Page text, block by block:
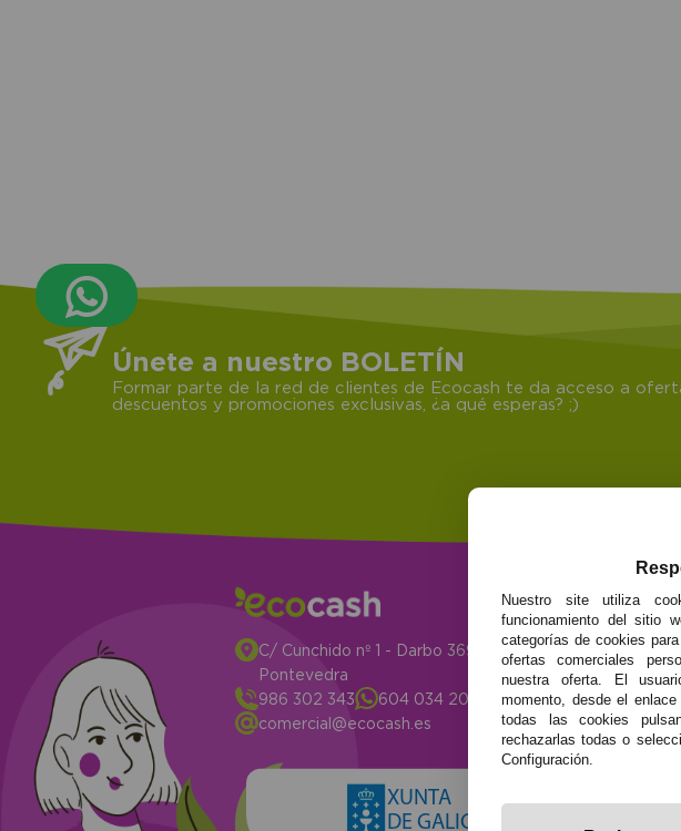
Únete a nuestro BOLETÍN
Formar parte de la red de clientes de Ecocash te da acceso a
descuentos y promociones exclusivas, ¿a qué esperas? ;)
C/ Cunchido nº 1 - Darbo 36940 Cangas
Pontevedra
986 302 343
604 034 204
comercial@ecocash.es
Info
XUNTA
DE GALICIA
Unión Europea
Nuestro site utiliza
funcionamiento del sitio
categorías de cookies
ofertas comerciales
nuestra oferta. El
momento, desde el
todas las cookies
rechazarlas todas o
Configuración.